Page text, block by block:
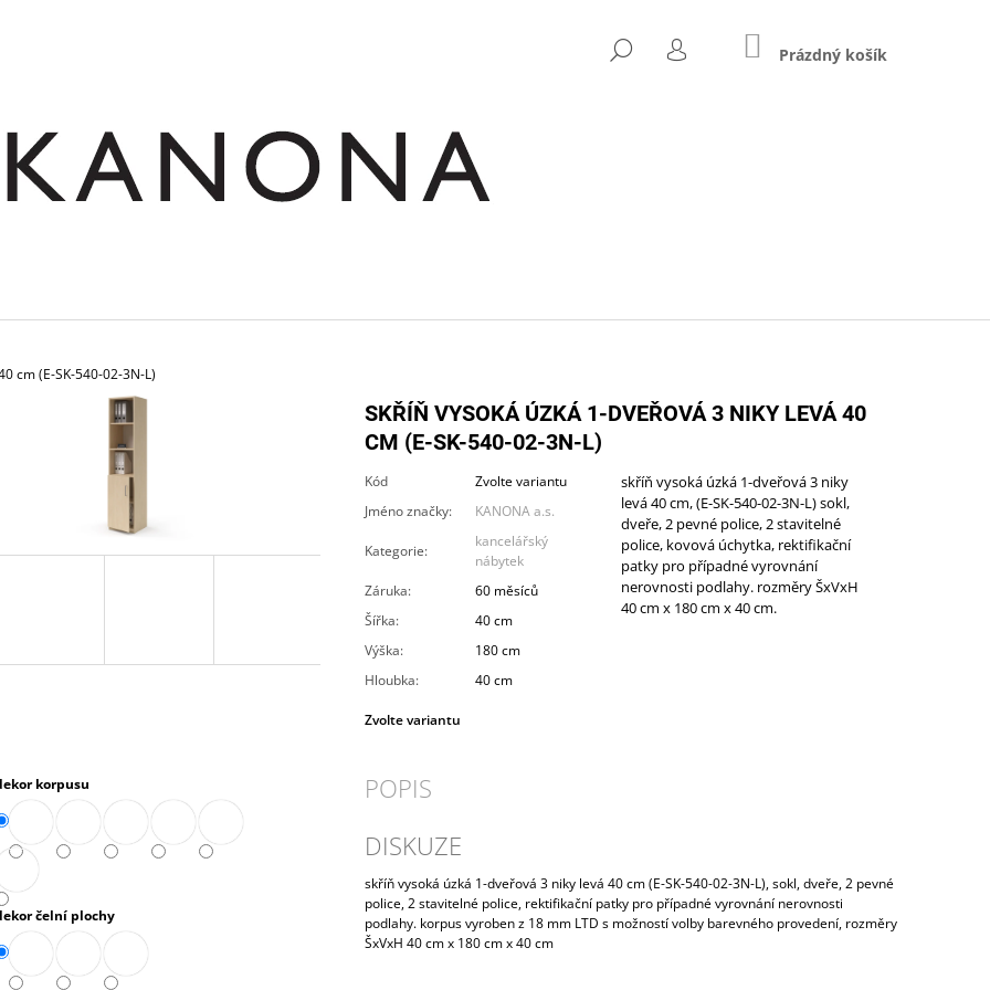
HLEDAT
PŘIHLÁŠENÍ
NÁKUPNÍ
KOŠÍK
Prázdný košík
cm (E-SK-540-02-3N-L)
SKŘÍŇ VYSOKÁ ÚZKÁ 1-DVEŘOVÁ 3 NIKY LEVÁ 40
CM (E-SK-540-02-3N-L)
Kód
Zvolte variantu
Jméno značky: KANONA a.s.
Kategorie:
kancelářský
nábytek
Záruka:
60 měsíců
Šířka:
40 cm
Výška:
180 cm
Hloubka: 40 cm
Zvolte variantu
skříň vysoká úzká 1-dveřová 3 niky
levá 40 cm, (E-SK-540-02-3N-L) sokl,
dveře, 2 pevné police, 2 stavitelné
police, kovová úchytka, rektifikační
patky pro případné vyrovnání
nerovnosti podlahy. rozměry ŠxVxH
40 cm x 180 cm x 40 cm.
korpusu
čelní plochy
POPIS
DISKUZE
skříň vysoká úzká 1-dveřová 3 niky levá 40 cm (E-SK-540-02-3N-L), sokl, dveře, 2 pevné
police, 2 stavitelné police, rektifikační patky pro případné vyrovnání nerovnosti
podlahy. korpus vyroben z 18 mm LTD s možností volby barevného provedení, rozměry
ŠxVxH 40 cm x 180 cm x 40 cm
HLEDAT
Následující
SKŘÍŇ NÁSTAVNÁ ROHOVÁ OTEVŘENÁ
PRAVÁ 80 CM (E-SKN-280-ROH-P)
STŮL JEDNACÍ ROZŠÍŘENÝ (A-STJ-02)
10 272,90 Kč